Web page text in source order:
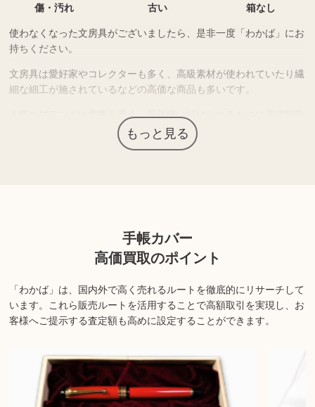
傷・汚れ 古い 箱なし
使わなくなった文房具がございましたら、是非一度「わかば」にお
持ちください。
文房具は愛好家やコレクターも多く、高級素材が使われていたり繊
細な細工が施されているなどの高価な商品も多いです。
人気のブランドは需要も高く、長年使い続けられるものは高価買取
につながる場合があります。
す。詳しくは店舗までお問い合わせください。
もっと見る
手帳カバー
高価買取のポイント
「わかば」は、国内外で高く売れるルートを徹底的にリサーチして
います。 これら販売ルートを活用することで高額取引を実現し、お
客様へご提示する査定額も高めに設定することができます。